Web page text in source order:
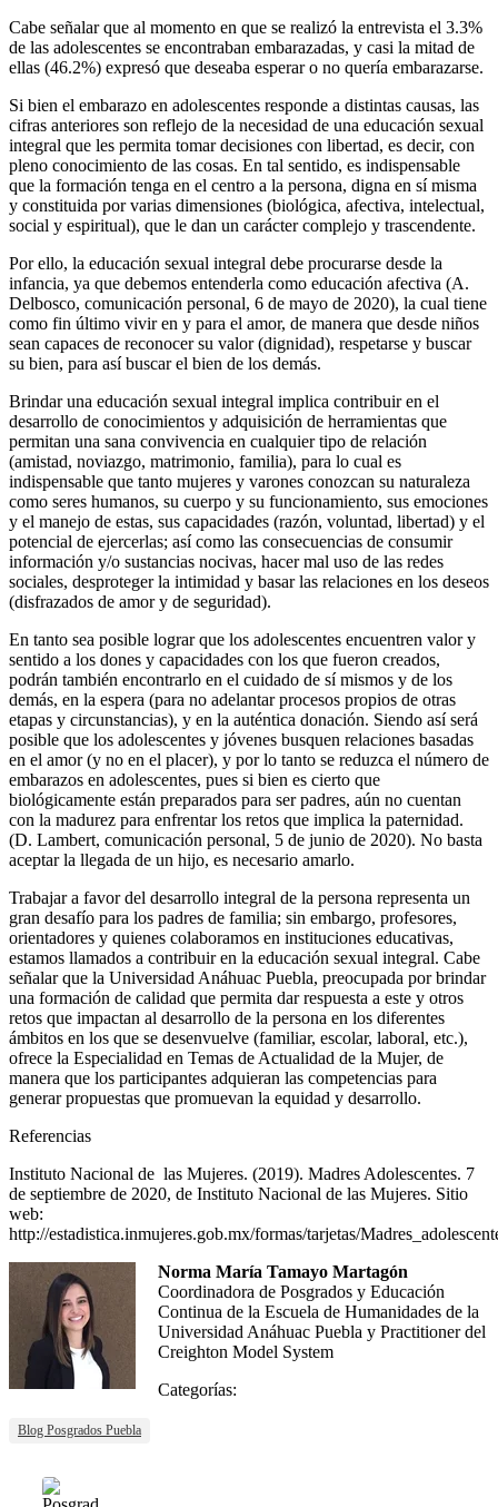
Cabe señalar que al momento en que se realizó la entrevista el 3.3%
de las adolescentes se encontraban embarazadas, y casi la mitad de
ellas (46.2%) expresó que deseaba esperar o no quería embarazarse.
Si bien el embarazo en adolescentes responde a distintas causas, las
cifras anteriores son reflejo de la necesidad de una educación sexual
integral que les permita tomar decisiones con libertad, es decir, con
pleno conocimiento de las cosas. En tal sentido, es indispensable
que la formación tenga en el centro a la persona, digna en sí misma
y constituida por varias dimensiones (biológica, afectiva, intelectual,
social y espiritual), que le dan un carácter complejo y trascendente.
Por ello, la educación sexual integral debe procurarse desde la
infancia, ya que debemos entenderla como educación afectiva (A.
Delbosco, comunicación personal, 6 de mayo de 2020), la cual tiene
como fin último vivir en y para el amor, de manera que desde niños
sean capaces de reconocer su valor (dignidad), respetarse y buscar
su bien, para así buscar el bien de los demás.
Brindar una educación sexual integral implica contribuir en el
desarrollo de conocimientos y adquisición de herramientas que
permitan una sana convivencia en cualquier tipo de relación
(amistad, noviazgo, matrimonio, familia), para lo cual es
indispensable que tanto mujeres y varones conozcan su naturaleza
como seres humanos, su cuerpo y su funcionamiento, sus emociones
y el manejo de estas, sus capacidades (razón, voluntad, libertad) y el
potencial de ejercerlas; así como las consecuencias de consumir
información y/o sustancias nocivas, hacer mal uso de las redes
sociales, desproteger la intimidad y basar las relaciones en los deseos
(disfrazados de amor y de seguridad).
En tanto sea posible lograr que los adolescentes encuentren valor y
sentido a los dones y capacidades con los que fueron creados,
podrán también encontrarlo en el cuidado de sí mismos y de los
demás, en la espera (para no adelantar procesos propios de otras
etapas y circunstancias), y en la auténtica donación. Siendo así será
posible que los adolescentes y jóvenes busquen relaciones basadas
en el amor (y no en el placer), y por lo tanto se reduzca el número de
embarazos en adolescentes, pues si bien es cierto que
biológicamente están preparados para ser padres, aún no cuentan
con la madurez para enfrentar los retos que implica la paternidad.
(D. Lambert, comunicación personal, 5 de junio de 2020). No basta
aceptar la llegada de un hijo, es necesario amarlo.
Trabajar a favor del desarrollo integral de la persona representa un
gran desafío para los padres de familia; sin embargo, profesores,
orientadores y quienes colaboramos en instituciones educativas,
estamos llamados a contribuir en la educación sexual integral. Cabe
señalar que la Universidad Anáhuac Puebla, preocupada por brindar
una formación de calidad que permita dar respuesta a este y otros
retos que impactan al desarrollo de la persona en los diferentes
ámbitos en los que se desenvuelve (familiar, escolar, laboral, etc.),
ofrece la Especialidad en Temas de Actualidad de la Mujer, de
manera que los participantes adquieran las competencias para
generar propuestas que promuevan la equidad y desarrollo.
Referencias
Instituto Nacional de las Mujeres. (2019). Madres Adolescentes. 7
de septiembre de 2020, de Instituto Nacional de las Mujeres. Sitio
web:
http://estadistica.inmujeres.gob.mx/formas/tarjetas/
Norma María Tamayo Martagón
Coordinadora de Posgrados y Educación
Continua de la Escuela de Humanidades de la
Universidad Anáhuac Puebla y Practitioner del
Creighton Model System
Categorías:
Blog Posgrados Puebla